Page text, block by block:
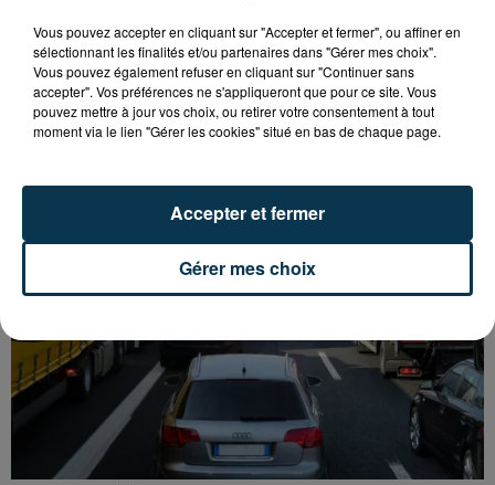
L’ASSE RÉDUIT FACE À SOCHAUX, UNE
PREMIÈRE VICTOIRE POUR NOS VERTS ?
Vous pouvez accepter en cliquant sur "Accepter et fermer", ou affiner en
sélectionnant les finalités et/ou partenaires dans "Gérer mes choix".
Vous pouvez également refuser en cliquant sur "Continuer sans
accepter". Vos préférences ne s'appliqueront que pour ce site. Vous
pouvez mettre à jour vos choix, ou retirer votre consentement à tout
moment via le lien "Gérer les cookies" situé en bas de chaque page.
Gérer mes choix
Accepter et fermer